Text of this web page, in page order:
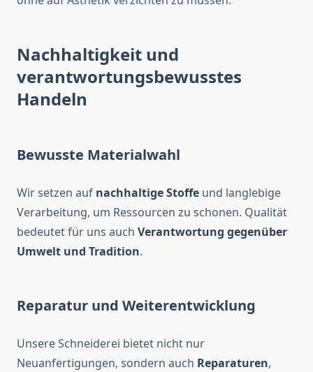
Nachhaltigkeit und
verantwortungsbewusstes
Handeln
Bewusste Materialwahl
Wir setzen auf nachhaltige Stoffe und langlebige
Verarbeitung, um Ressourcen zu schonen. Qualität
bedeutet für uns auch Verantwortung gegenüber
Umwelt und Tradition.
Reparatur und Weiterentwicklung
Unsere Schneiderei bietet nicht nur
Neuanfertigungen, sondern auch Reparaturen,